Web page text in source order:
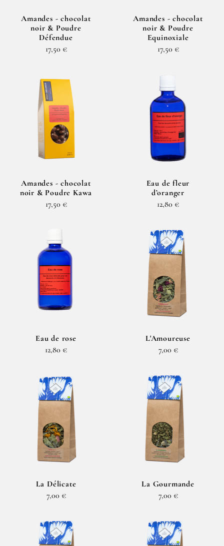
Amandes - chocolat
noir & Poudre
Défendue
17,50 €
Amandes - chocolat
noir & Poudre
Equinoxiale
17,50 €
Amandes - chocolat
noir & Poudre Kawa
17,50 €
Eau de fleur
d’oranger
12,80 €
Eau de rose
12,80 €
L'Amoureuse
7,00 €
La Délicate
7,00 €
La Gourmande
7,00 €